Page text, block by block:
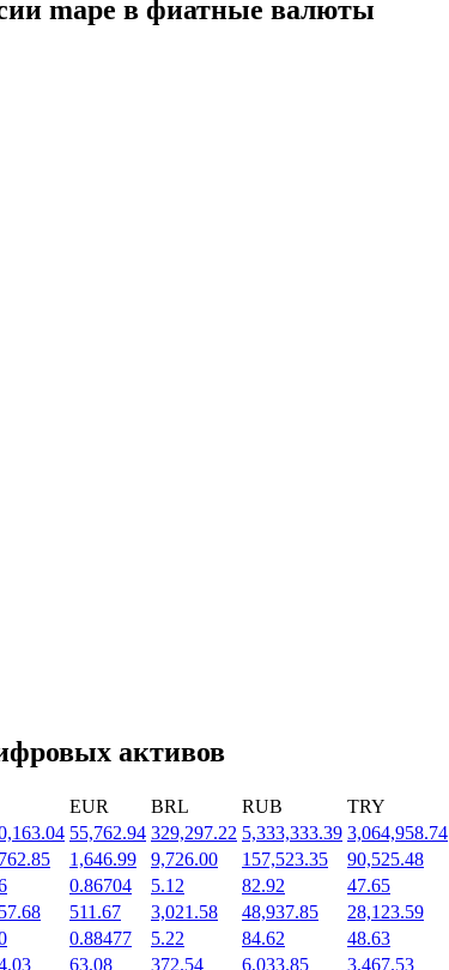
ежедневно
mape в фиатные валюты
активов
EUR BRL RUB
TRY
55,762.94 329,297.22 5,333,333.39 3,064,958.74
1,646.99 9,726.00 157,523.35
90,525.48
0.86704 5.12 82.92
47.65
511.67 3,021.58 48,937.85
28,123.59
0.88477 5.22 84.62
48.63
63.08 372.54 6,033.85
3,467.53